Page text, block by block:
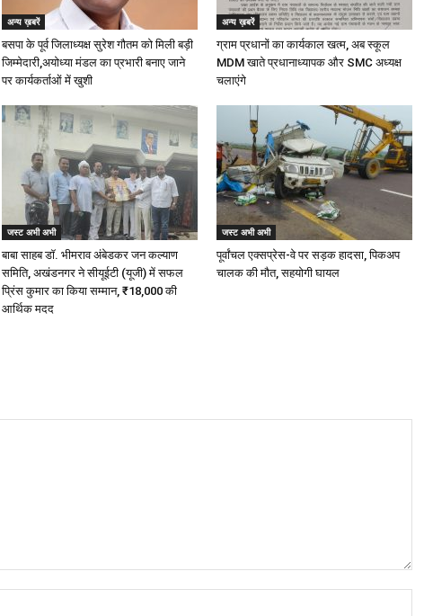
अन्य ख़बरें
बसपा के पूर्व जिलाध्यक्ष सुरेश गौतम को मिली बड़ी
जिम्मेदारी,अयोध्या मंडल का प्रभारी बनाए जाने
पर कार्यकर्ताओं में खुशी
अन्य ख़बरें
ग्राम प्रधानों का कार्यकाल खत्म, अब स्कूल
MDM खाते प्रधानाध्यापक और SMC अध्यक्ष
चलाएंगे
जस्ट अभी अभी
बाबा साहब डॉ. भीमराव अंबेडकर जन कल्याण
समिति, अखंडनगर ने सीयूईटी (यूजी) में सफल
प्रिंस कुमार का किया सम्मान, ₹18,000 की
आर्थिक मदद
जस्ट अभी अभी
पूर्वांचल एक्सप्रेस-वे पर सड़क हादसा, पिकअप
चालक की मौत, सहयोगी घायल